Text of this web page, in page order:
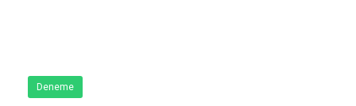
Deneme